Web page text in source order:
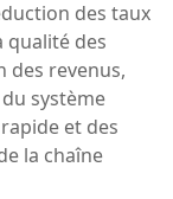
des taux
des
revenus,
système
et des
la chaîne